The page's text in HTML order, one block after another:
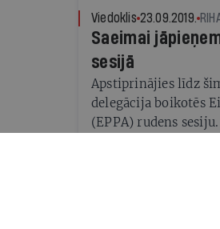
tiks izmantoti
Viedoklis 23.09.2019.
Saeimai
sesijā
Apstiprinājies līdz
delegācija boikotēs
(EPPA) rudens